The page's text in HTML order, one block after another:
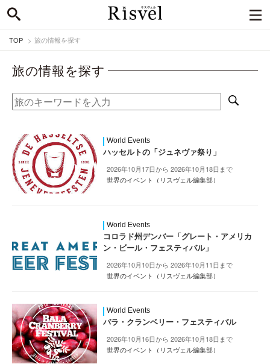
TOP 旅の情報を探す
旅の情報を探す
World Events
ハッセルトの「ジュネヴァ祭り」
2026年10月17日から 2026年10月18日まで
世界のイベント（リスヴェル編集部）
World Events
コロラド州デンバー「グレート・アメリカ
ン・ビール・フェスティバル」
2026年10月10日から 2026年10月11日まで
世界のイベント（リスヴェル編集部）
World Events
バラ・クランベリー・フェスティバル
2026年10月16日から 2026年10月18日まで
世界のイベント（リスヴェル編集部）